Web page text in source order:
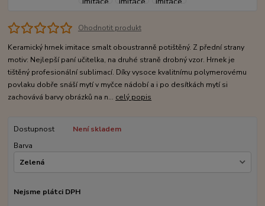
Ohodnotit produkt
Keramický hrnek imitace smalt oboustranně potištěný. Z přední strany
motiv: Nejlepší paní učitelka, na druhé straně drobný vzor. Hrnek je
tištěný profesionální sublimací. Díky vysoce kvalitnímu polymerovému
povlaku dobře snáší mytí v myčce nádobí a i po desítkách mytí si
zachovává barvy obrázků na n... celý popis
Dostupnost
Není skladem
Barva
Nejsme plátci DPH